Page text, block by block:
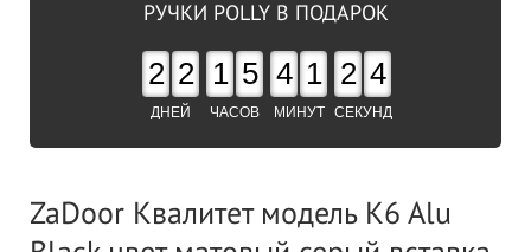
РУЧКИ POLLY В ПОДАРОК
2 2
ДНЕЙ
1 5
ЧАСОВ
4 1
МИНУТ
2 3
СЕКУНД
ZaDoor Квалитет модель K6 Alu